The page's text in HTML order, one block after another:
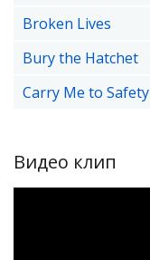
Broken Lives
Bury the Hatchet
Carry Me to Safety
Видео клип